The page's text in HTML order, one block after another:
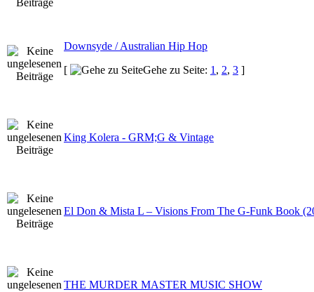
Downsyde / Australian Hip Hop
[
Gehe zu Seite: 1 , 2, 3 ]
King Kolera - GRM;G & Vintage
El Don & Mista L – Visions From The G-Funk Book
THE MURDER MASTER MUSIC SHOW